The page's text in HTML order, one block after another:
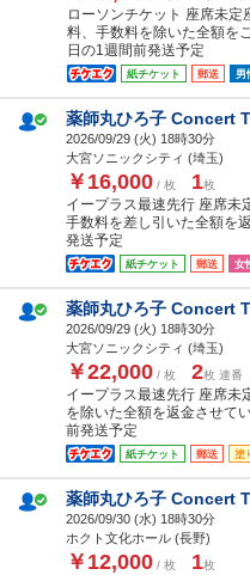
ローソンチケット 座席未
料、手数料を除いた全額を
日の1週間前発送予定
紙チケット 郵送 男
薬師丸ひろ子 Concert
2026/09/29 (火) 18時30分
大宮ソニックシティ (埼玉)
￥16,000 / 枚 1枚
イープラス最速先行 座席
手数料を差し引いた全額を
発送予定
紙チケット 郵送 女
薬師丸ひろ子 Concert
2026/09/29 (火) 18時30分
大宮ソニックシティ (埼玉)
￥22,000 / 枚 2枚 連番
イープラス最速先行 座席未
を除いた全額を返金させて
前発送予定
紙チケット 郵送 塗
薬師丸ひろ子 Concert
2026/09/30 (水) 18時30分
ホクト文化ホール (長野)
￥12,000 / 枚 1枚